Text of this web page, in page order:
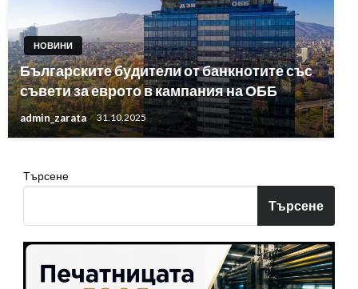
НОВИНИ
Българските будители от банкнотите със
съвети за еврото в кампания на ОББ
admin_zarata 31.10.2025
Търсене
Търсене